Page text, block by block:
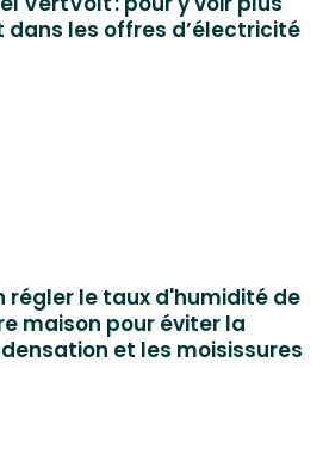
dans les offres d’électricité
régler le taux d'humidité de
maison pour éviter la
et les moisissures